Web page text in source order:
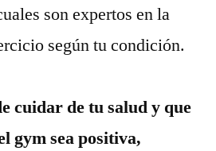
son expertos en la
según tu condición.
cuidar de tu salud y que
gym sea positiva,